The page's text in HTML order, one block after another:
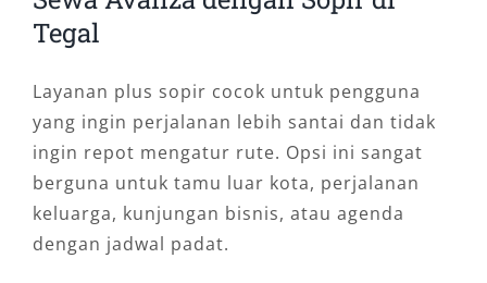
Tegal
Layanan plus sopir cocok untuk pengguna
yang ingin perjalanan lebih santai dan tidak
ingin repot mengatur rute. Opsi ini sangat
berguna untuk tamu luar kota, perjalanan
keluarga, kunjungan bisnis, atau agenda
dengan jadwal padat.